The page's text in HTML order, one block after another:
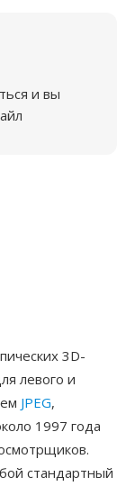
и вы
3D-
левого и
JPEG,
1997 года
стандартный